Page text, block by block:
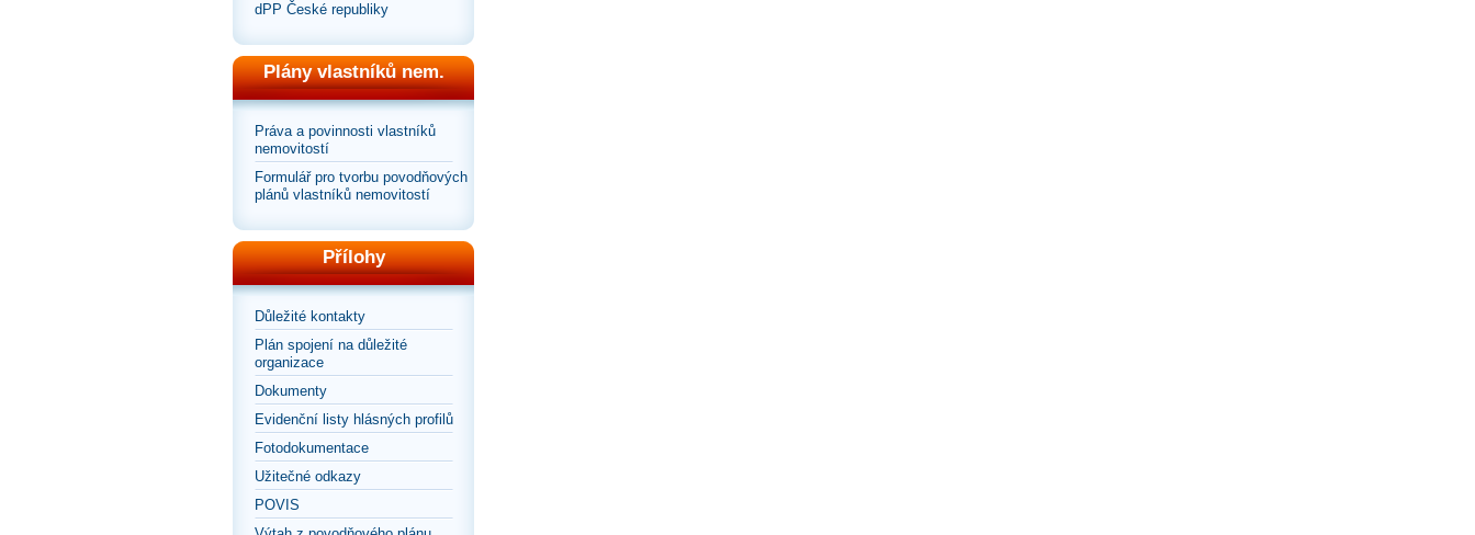
dPP České republiky
Plány vlastníků nem.
Práva a povinnosti vlastníků
nemovitostí
Formulář pro tvorbu povodňových
plánů vlastníků nemovitostí
Přílohy
Důležité kontakty
Plán spojení na důležité
organizace
Dokumenty
Evidenční listy hlásných profilů
Fotodokumentace
Užitečné odkazy
POVIS